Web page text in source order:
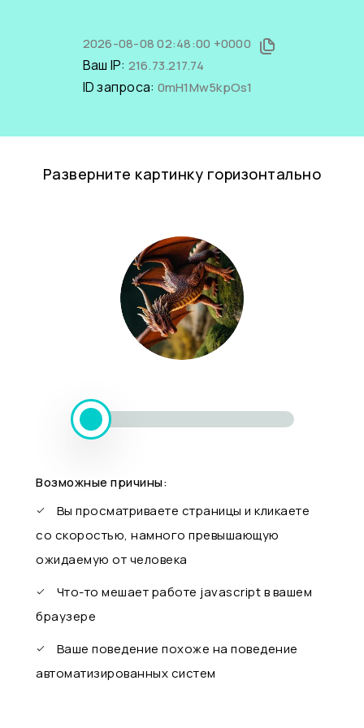
2026-08-08 02:48:00 +0000
Ваш IP: 216.73.217.74
ID запроса: 0mH1Mw5kpOs1
Разверните картинку горизонтально
Возможные причины:
Вы просматриваете страницы и кликаете
со скоростью, намного превышающую
ожидаемую от человека
Что-то мешает работе javascript в вашем
браузере
Ваше поведение похоже на поведение
автоматизированных систем